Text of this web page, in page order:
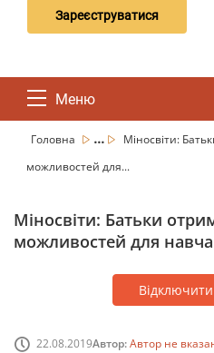
Зареєструватися
Меню
Головна ...
Міносвіти:
можливостей для...
Міносвіти: Батьки
можливостей для
22.08.2019Автор:Автор не